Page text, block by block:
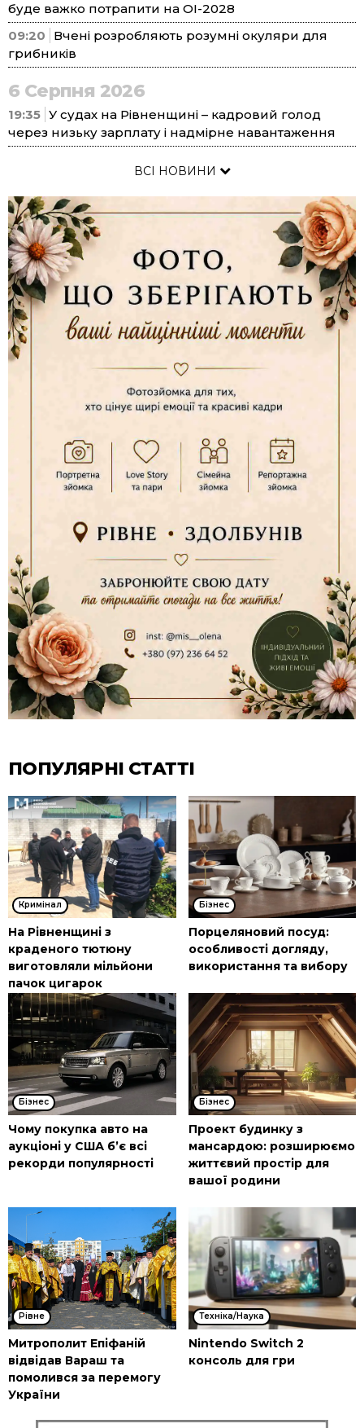
буде важко потрапити на ОІ-2028
09:20
Вчені розробляють розумні окуляри для
грибників
6 Серпня 2026
19:35 У судах на Рівненщині – кадровий голод
через низьку зарплату і надмірне навантаження
ВСІ НОВИНИ
ПОПУЛЯРНІ СТАТТІ
Кримінал
На Рівненщині з
краденого тютюну
виготовляли мільйони
пачок цигарок
Бізнес
Порцеляновий посуд:
особливості догляду,
використання та вибору
Бізнес
Чому покупка авто на
аукціоні у США б’є всі
рекорди популярності
Бізнес
Проект будинку з
мансардою: розширюємо
життєвий простір для
вашої родини
Рівне
Митрополит Епіфаній
відвідав Вараш та
помолився за перемогу
України
Техніка/Наука
Nintendo Switch 2
консоль для гри